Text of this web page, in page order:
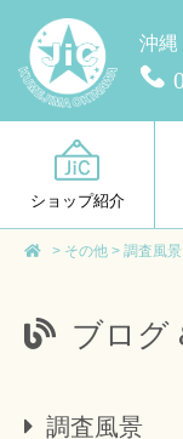
沖縄
ショップ紹介
> その他 > 調査風景
ブログ
調査風景